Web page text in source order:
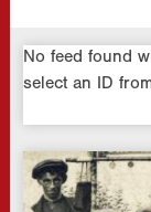
No feed found
select an ID